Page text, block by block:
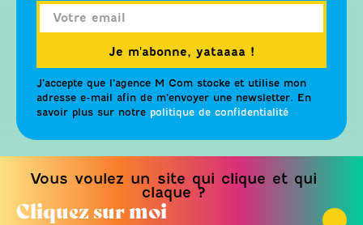
Je m'abonne, yataaaa !
J’accepte que l’agence M Com stocke et utilise mon
adresse e-mail afin de m’envoyer une newsletter. En
savoir plus sur notre politique de confidentialité
Vous voulez un site qui clique et qui
claque ?
Cliquez sur moi